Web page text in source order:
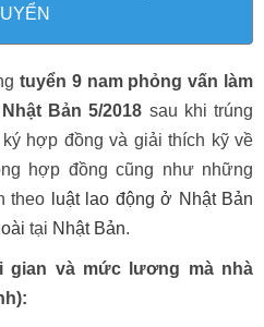
tuyển 9 nam phỏng vấn làm
Bản 5/2018 sau khi trúng
hợp đồng và giải thích kỹ về
hợp đồng cũng như những
theo
luật lao động ở Nhật Bản
tại Nhật Bản.
gian và mức lương mà nhà